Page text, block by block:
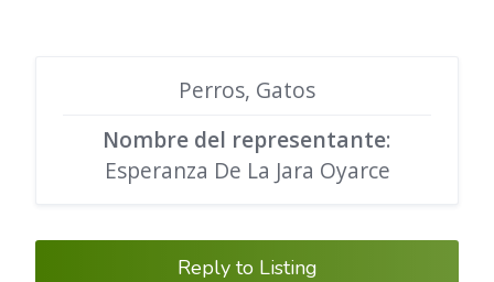
Perros, Gatos
Nombre del representante:
Esperanza De La Jara Oyarce
Reply to Listing